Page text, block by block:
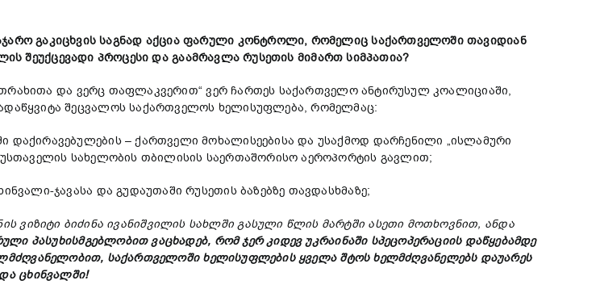
გაკიცხვის საგნად აქციაფარული კონტროლი, რომელიცსაქართველოშითავიდიან
შეუქცევადი პროცესიდაგაამრავლარუსეთის მიმართსიმპათია?
და ვერც თაფლაკვერით“ ვერ ჩართეს საქართველო ანტირუსულ კოალიციაში,
შეცვალოს საქართველოს ხელისუფლება, რომელმაც:
დაქირავებულების – ქართველი მოხალისეებისა და უსაქმოდ დარჩენილი „ისლამური
სახელობის თბილისის საერთაშორისო აეროპორტის გავლით;
ჯავასა და გუდაუთაში რუსეთის ბაზებზე თავდასხმაზე;
ვიზიტი ბიძინა ივანიშვილის სახლშიგასული წლის მარტში ასეთი მოთხოვნით, ანდა
პასუხისმგებლობითვაცხადებ, რომჯერკიდევუკრაინაში სპეცოპერაციის დაწყებამდე
საქართველოში ხელისუფლებისყველა შტოს ხელმძღვანელებს დაუარეს
და ცხინვალში!